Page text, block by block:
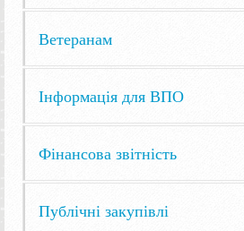
Ветеранам
Інформація для ВПО
Фінансова звітність
Публічні закупівлі